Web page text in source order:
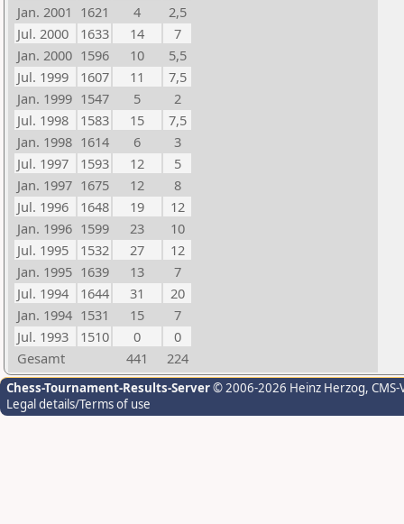
Jan. 2001 1621 4
2,5
Jul. 2000
1633 14
7
Jan. 2000 1596 10
5,5
Jul. 1999
1607 11
7,5
Jan. 1999 1547 5
2
Jul. 1998
1583 15
7,5
Jan. 1998 1614 6
3
Jul. 1997
1593 12
5
Jan. 1997 1675 12
8
Jul. 1996
1648 19
12
Jan. 1996 1599 23
10
Jul. 1995
1532 27
12
Jan. 1995 1639 13
7
Jul. 1994
1644 31
20
Jan. 1994 1531 15
7
Jul. 1993
1510 0
0
Gesamt
441 224
Chess-Tournament-Results-Server© 2006-2026 Heinz Herzog,
Legal details/Terms of use